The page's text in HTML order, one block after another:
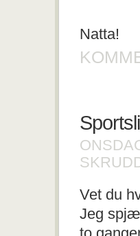
Natta!
Vet du
Jeg